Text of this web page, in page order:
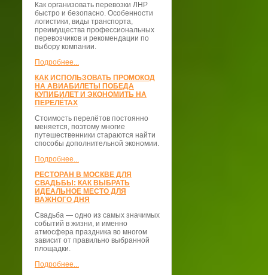
Как организовать перевозки ЛНР
быстро и безопасно. Особенности
логистики, виды транспорта,
преимущества профессиональных
перевозчиков и рекомендации по
выбору компании.
Подробнее...
КАК ИСПОЛЬЗОВАТЬ ПРОМОКОД
НА АВИАБИЛЕТЫ ПОБЕДА
КУПИБИЛЕТ И ЭКОНОМИТЬ НА
ПЕРЕЛЁТАХ
Стоимость перелётов постоянно
меняется, поэтому многие
путешественники стараются найти
способы дополнительной экономии.
Подробнее...
РЕСТОРАН В МОСКВЕ ДЛЯ
СВАДЬБЫ: КАК ВЫБРАТЬ
ИДЕАЛЬНОЕ МЕСТО ДЛЯ
ВАЖНОГО ДНЯ
Свадьба — одно из самых значимых
событий в жизни, и именно
атмосфера праздника во многом
зависит от правильно выбранной
площадки.
Подробнее...